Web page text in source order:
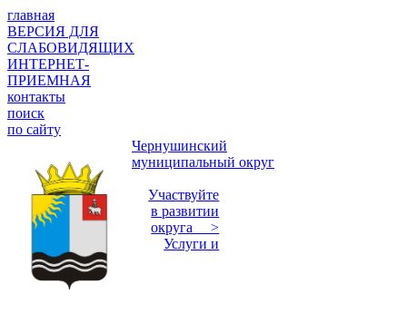
главная
ВЕРСИЯ ДЛЯ
СЛАБОВИДЯЩИХ
ИНТЕРНЕТ-
ПРИЕМНАЯ
контакты
поиск
по сайту
Чернушинский
муниципальный округ
Участвуйте
в развитии
округа >
Услуги и